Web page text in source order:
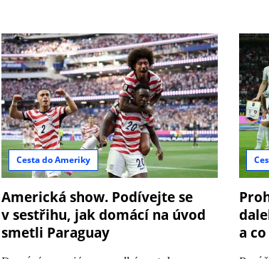
Cesta do Ameriky
Americká show. Podívejte se
v sestřihu, jak domácí na úvod
smetli Paraguay
a